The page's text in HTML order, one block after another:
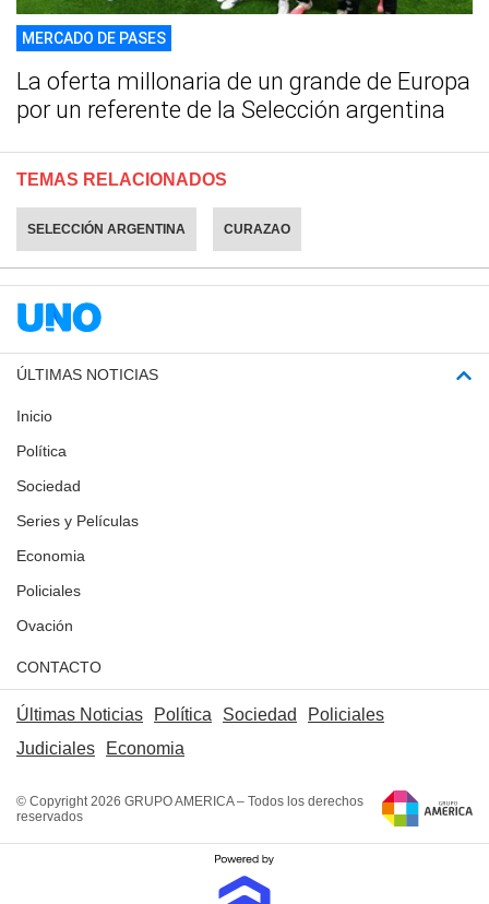
MERCADO DE PASES
La oferta millonaria de un grande de Europa
por un referente de la Selección argentina
TEMAS RELACIONADOS
SELECCIÓN ARGENTINA CURAZAO
ÚLTIMAS NOTICIAS
Inicio
Política
Sociedad
Series y Películas
Economia
Policiales
Ovación
CONTACTO
Últimas Noticias Política Sociedad
Policiales
Judiciales
Economia
© Copyright 2026 GRUPO AMERICA – Todos los derechos
reservados